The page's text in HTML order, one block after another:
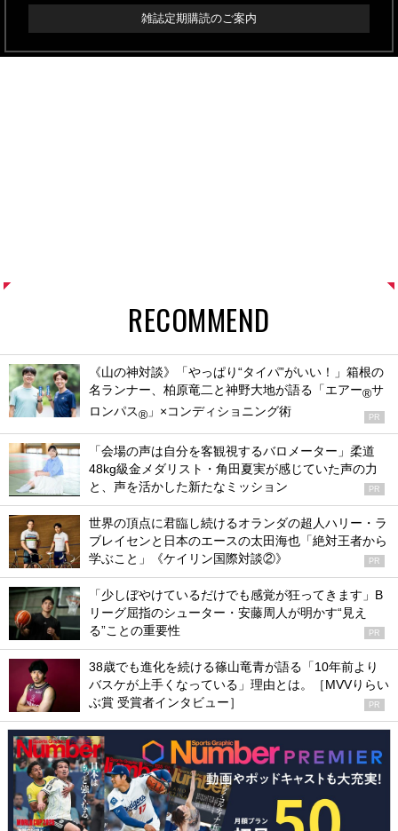
雑誌定期購読のご案内
RECOMMEND
《山の神対談》「やっぱり“タイパ”がいい！」箱根の
名ランナー、柏原竜二と神野大地が語る「エアー®サ
ロンパス® 」×コンディショニング術 PR
「会場の声は自分を客観視するバロメーター」柔道
48kg級金メダリスト・角田夏実が感じていた声の力
と、声を活かした新たなミッション
PR
世界の頂点に君臨し続けるオランダの超人ハリー・ラ
ブレイセンと日本のエースの太田海也「絶対王者から
学ぶこと」《ケイリン国際対談②》
PR
「少しぼやけているだけでも感覚が狂ってきます」B
リーグ屈指のシューター・安藤周人が明かす“見え
る”ことの重要性
PR
38歳でも進化を続ける篠山竜青が語る「10年前より
バスケが上手くなっている」理由とは。［MVVりらい
ぶ賞 受賞者インタビュー］
PR